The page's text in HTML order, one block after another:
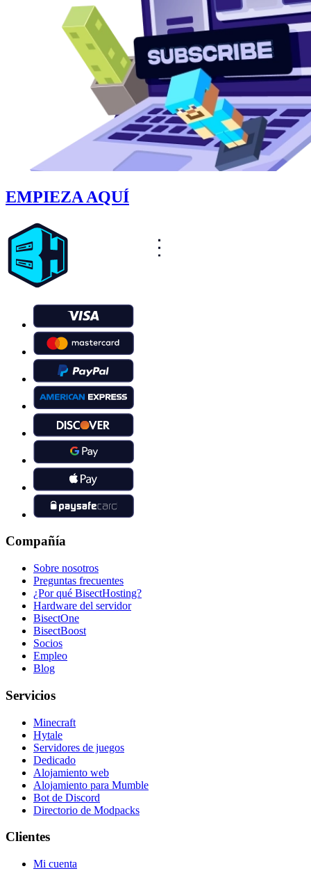
EMPIEZA AQUÍ
Compañía
Sobre nosotros
Preguntas frecuentes
¿Por qué BisectHosting?
Hardware del servidor
BisectOne
BisectBoost
Socios
Empleo
Blog
Servicios
Minecraft
Hytale
Servidores de juegos
Dedicado
Alojamiento web
Alojamiento para Mumble
Bot de Discord
Directorio de Modpacks
Clientes
Mi cuenta